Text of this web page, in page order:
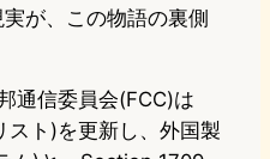
が、この物語の裏側
通信委員会(FCC)は
ト)を更新し、外国製